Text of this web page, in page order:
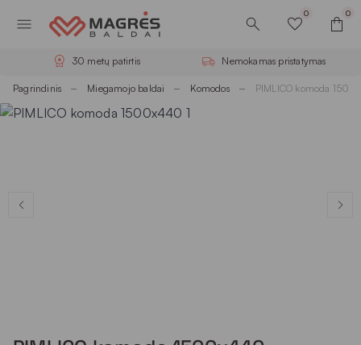
0 0
30 metų patirtis Nemokamas pristatymas
Pagrindinis Miegamojo baldai Komodos PIMLICO komoda